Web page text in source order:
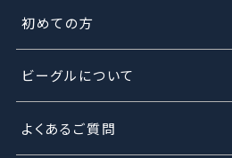
初めての方
ビーグルについて
よくあるご質問